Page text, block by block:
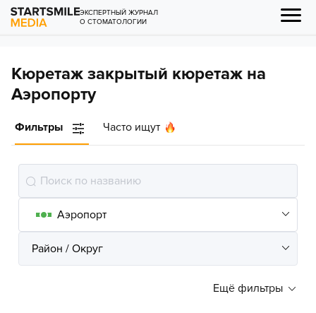
ЭКСПЕРТНЫЙ ЖУРНАЛ
О СТОМАТОЛОГИИ
Кюретаж закрытый кюретаж на
Аэропорту
Фильтры Часто ищут
Ещё фильтры